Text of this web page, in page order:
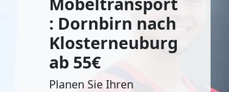
: Dornbirn nach
Klosterneuburg
ab 55€
Planen Sie Ihren